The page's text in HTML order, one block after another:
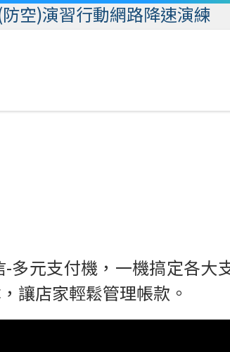
空)演習行動網路降速演練
元支付機，一機搞定各大
讓店家輕鬆管理帳款。